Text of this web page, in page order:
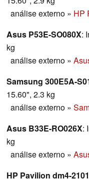
análise externo » HP
Asus P53E-SO080X:
kg
análise externo »
Samsung 300E5A-
15.60", 2.3 kg
análise externo »
Asus B33E-RO026X:
kg
análise externo »
HP Pavilion dm4-